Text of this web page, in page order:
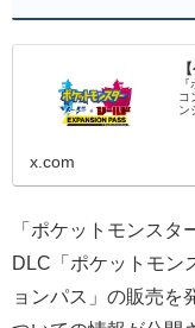
コ
ン
x.com
「ポケットモンス
DLC「ポケットモン
ョンパス」の販売を